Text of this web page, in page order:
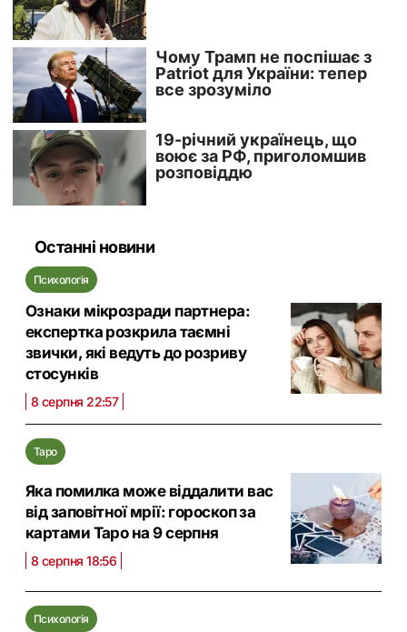
Останні новини
Психологія
Ознаки мікрозради партнера:
експертка розкрила таємні
звички, які ведуть до розриву
стосунків
8 серпня 22:57
Таро
Яка помилка може віддалити вас
від заповітної мрії: гороскоп за
картами Таро на 9 серпня
8 серпня 18:56
Психологія